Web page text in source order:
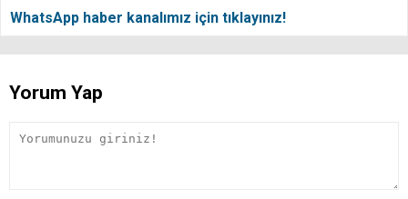
WhatsApp haber kanalımız için tıklayınız!
Yorum Yap